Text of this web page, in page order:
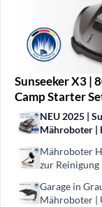
Sunseeker X3 |
Camp Starter
NEU 2025 |
Mähroboter |
AI-
Mähroboter
zur Reinigung
Garage in
Mähroboter |